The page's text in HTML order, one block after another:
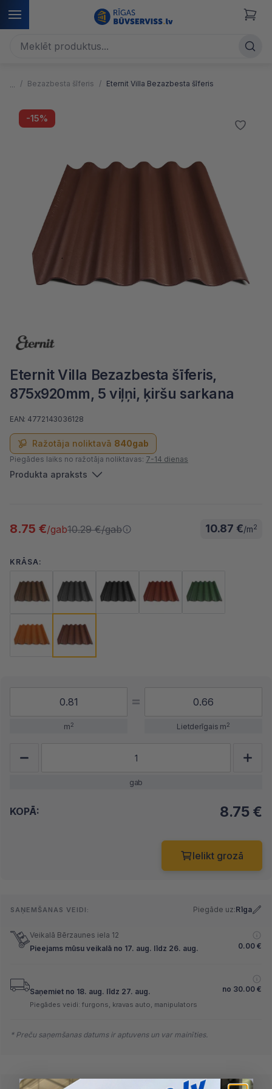
Bezazbesta šīferis Eternit Villa Bezazbesta šīferis
-15%
Eternit Villa Bezazbesta šīferis,
875x920mm, 5 viļņi, ķiršu sarkana
Ražotāja noliktavā 840gab
EAN: 4772143036128
Piegādes laiks no ražotāja noliktavas: 7-14 dienas
Produkta apraksts
8.75 €/gab10.29 €/gab 10.87 €/m2
KRĀSA:
m2 Lietderīgais m2
gab
KOPĀ: 8.75 €
Ielikt grozā
SAŅEMŠANAS VEIDI: Piegāde uz:Rīga
Veikalā Bērzaunes iela 12
Pieejams mūsu veikalā no 17. aug. līdz 26. aug.
0.00 €
Saņemiet no 18. aug. līdz 27. aug. no 30.00 €
Piegādes veidi: furgons, kravas auto, manipulators
* Preču saņemšanas datums ir aptuvens un var mainīties.